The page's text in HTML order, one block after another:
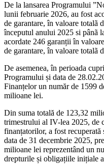
De la lansarea Programului
lunii februarie 2026, au fost
de garantare, în valoare totalã
începutul anului 2025 si pânã
acordate 246 garanții în
de garantare, în valoare totalã
De asemenea, în perioada
Programului și data de
Finanțelor un număr de 1599
milioane lei.
Din suma totală de 123,32
trimestrului al IV-lea 2025, de
finanțatorilor, a fost
data de 31 decembrie 2025,
milioane lei reprezentând un
drepturile și obligațiile inițiale